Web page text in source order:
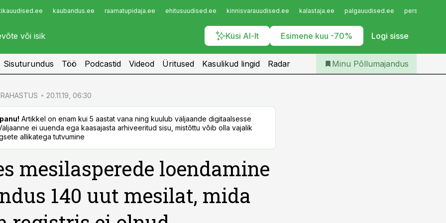
kaubandus.ee raamatupidaja.ee ehitusuudised.ee kinnisvarauudised.ee kalastaja.ee palgauudised.ee
Küsi AI-lt Esimene kuu -70% Logi sisse
Infopank
Iseteenindus
Telli Põllumajandus
Sisuturundus Töö Podcastid Videod Üritused Kasulikud lingid Radar Minu Põllumajandus
20.11.19, 06:30
Artikkel on enam kui 5 aastat vana ning kuulub väljaande digitaalsesse
ei uuenda ega kaasajasta arhiveeritud sisu, mistõttu võib olla vajalik
allikatega tutvumine
mesilasperede loendamine
140 uut mesilat, mida